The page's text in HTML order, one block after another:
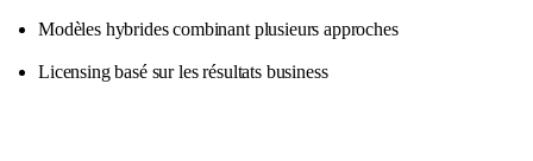
Modèles hybrides combinant plusieurs approches
Licensing basé sur les résultats business